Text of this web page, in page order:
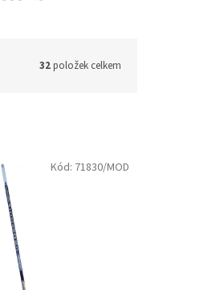
32položek celkem
Kód: 71830/MOD